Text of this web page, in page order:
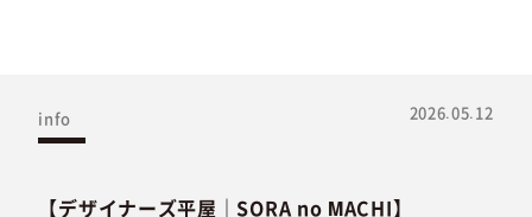
info 2026.05.12
【デザイナーズ平屋｜SORA no MACHI】